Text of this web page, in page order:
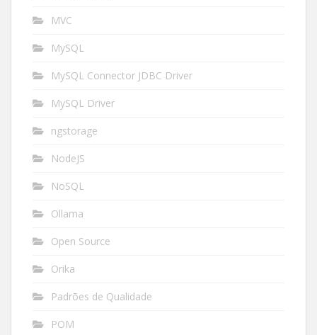
MVC
MySQL
MySQL Connector JDBC Driver
MySQL Driver
ngstorage
NodeJS
NoSQL
Ollama
Open Source
Orika
Padrões de Qualidade
POM